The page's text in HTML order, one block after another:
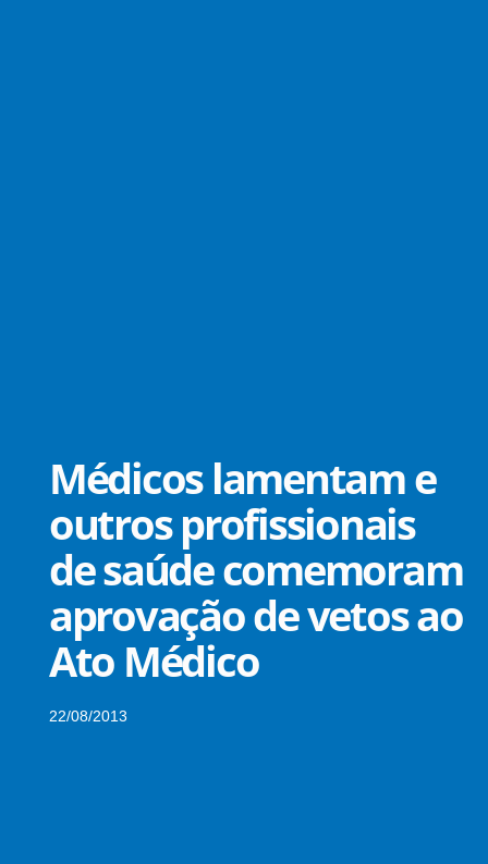
Médicos lamentam e
outros profissionais
de saúde comemoram
aprovação de vetos ao
Ato Médico
22/08/2013